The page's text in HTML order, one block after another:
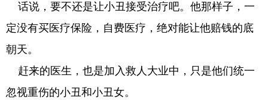
话说，要不还是让小丑接受治疗吧。他那样子，一
定没有买医疗保险，自费医疗，绝对能让他赔钱的底
朝天。
赶来的医生，也是加入救人大业中，只是他们统一
忽视重伤的小丑和小丑女。